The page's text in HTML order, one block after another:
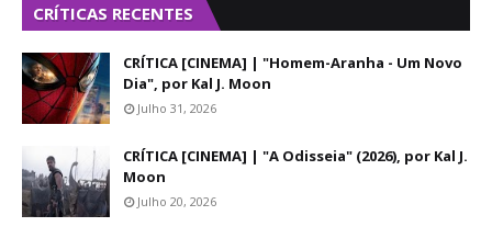
CRÍTICAS RECENTES
CRÍTICA [CINEMA] | "Homem-Aranha - Um Novo
Dia", por Kal J. Moon
Julho 31, 2026
CRÍTICA [CINEMA] | "A Odisseia" (2026), por Kal J.
Moon
Julho 20, 2026